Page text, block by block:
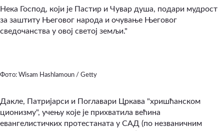
Нека Господ, који је Пастир и Чувар душа, подари мудрост
за заштиту Његовог народа и очување Његовог
сведочанства у овој светој земљи."
Фото: Wisam Hashlamoun / Getty
Дакле, Патријарси и Поглавари Цркава "хришћанском
ционизму", учењу које је прихватила већина
евангелистичких протестаната у САД (по незваничним